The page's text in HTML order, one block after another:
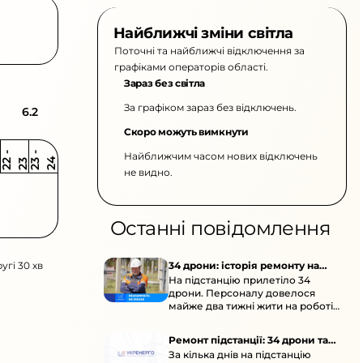
6.2
2 2
-
2 3 2 3
-
2 4
30 хв
Найближчі зміни світла
Поточні та найближчі відключення за
графіками операторів області.
Зараз без світла
За графіком зараз без відключень.
Скоро можуть вимкнути
Найближчим часом нових відключень
не видно.
Останні повідомлення
34 дрони: історія ремонту на
підстанції
На підстанцію прилетіло 34
дрони. Персоналу довелося
майже два тижні жити на роботі
Ремонт підстанції: 34 дрони та
окупація
За кілька днів на підстанцію